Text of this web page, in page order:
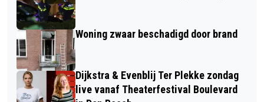
Woning zwaar beschadigd door brand
Dijkstra & Evenblij Ter Plekke zondag
live vanaf Theaterfestival Boulevard